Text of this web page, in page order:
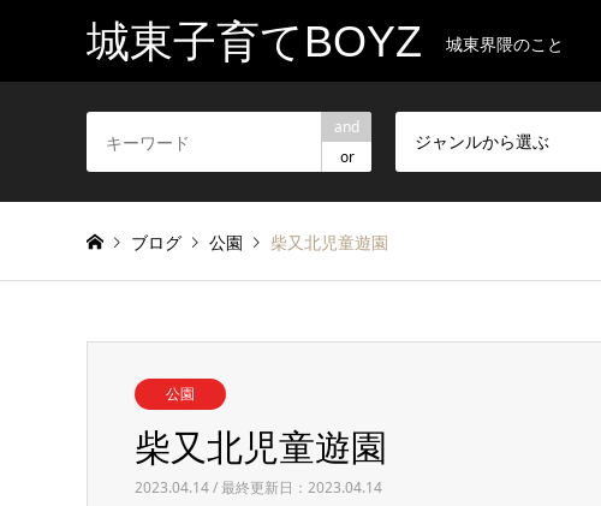
城東子育てBOYZ 城東界隈のこと
and
or
ジャンルから選ぶ
ブログ 公園 柴又北児童遊園
公園
柴又北児童遊園
2023.04.14 / 最終更新日：2023.04.14